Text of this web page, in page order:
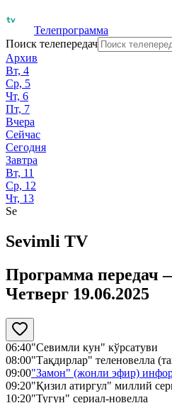
Телепрограмма
Поиск телепередач
Архив
Вт, 4
Ср, 5
Чт, 6
Пт, 7
Вчера
Сейчас
Сегодня
Завтра
Вт, 11
Ср, 12
Чт, 13
Se
Sevimli TV
Программа передач
Четверг 19.06.2025
06:40"Севимли кун" кўрсатуви
08:00"Тақдирлар" теленовелла
09:00"Замон" (жонли эфир)
09:20"Қизил атиргул" миллий
10:20"Тугун" сериал-новелла